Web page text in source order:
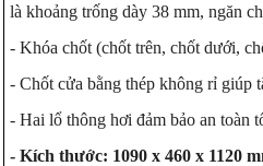
là khoảng trống dày 38 mm, ngăn
- Khóa chốt (chốt trên, chốt dưới,
- Chốt cửa bằng thép không rỉ giúp
- Hai lổ thông hơi đảm bảo an toàn
- Kích thước: 1090 x 460 x 1120